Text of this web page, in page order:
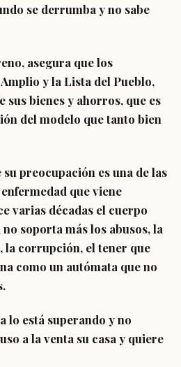
se derrumba y no sabe
asegura que los
y la Lista del Pueblo,
sus bienes y ahorros, que es
del modelo que tanto bien
preocupación es una de las
que viene
varias décadas el cuerpo
soporta más los abusos, la
la corrupción, el tener que
como un autómata que no
lo está superando y no
a la venta su casa y quiere